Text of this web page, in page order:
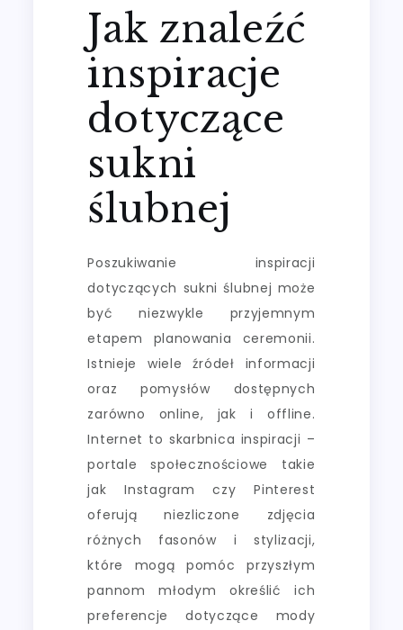
Jak znaleźć
inspiracje
dotyczące
sukni
ślubnej
Poszukiwanie inspiracji
dotyczących sukni ślubnej może
być niezwykle przyjemnym
etapem planowania ceremonii.
Istnieje wiele źródeł informacji
oraz pomysłów dostępnych
zarówno online, jak i offline.
Internet to skarbnica inspiracji –
portale społecznościowe takie
jak Instagram czy Pinterest
oferują niezliczone zdjęcia
różnych fasonów i stylizacji,
które mogą pomóc przyszłym
pannom młodym określić ich
preferencje dotyczące mody